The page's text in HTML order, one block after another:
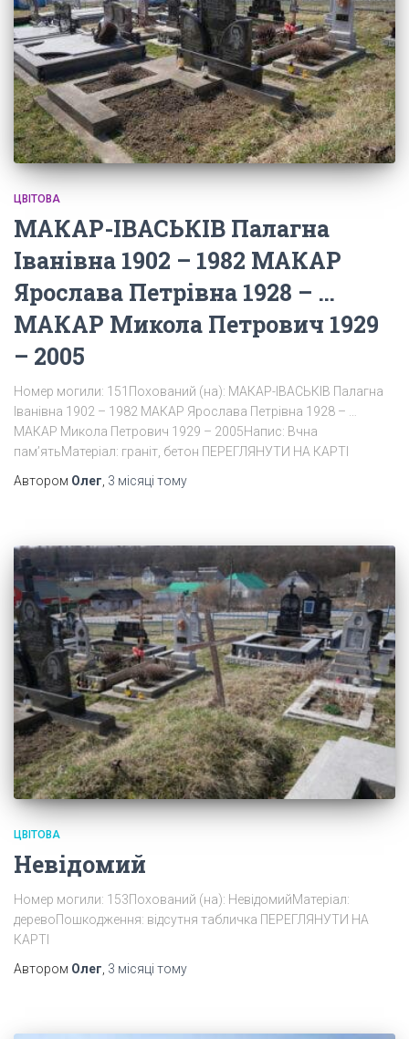
ЦВІТОВА
МАКАР-ІВАСЬКІВ Палагна
Іванівна 1902 – 1982 МАКАР
Ярослава Петрівна 1928 – …
МАКАР Микола Петрович 1929
– 2005
Номер могили: 151Похований (на): МАКАР-ІВАСЬКІВ Палагна
Іванівна 1902 – 1982 МАКАР Ярослава Петрівна 1928 – …
МАКАР Микола Петрович 1929 – 2005Напис: Вчна
пам’ятьМатеріал: граніт, бетон ПЕРЕГЛЯНУТИ НА КАРТІ
Автором Олег 3 місяці тому
ЦВІТОВА
Невідомий
Номер могили: 153Похований (на): НевідомийМатеріал:
деревоПошкодження: відсутня табличка ПЕРЕГЛЯНУТИ НА
КАРТІ
Автором Олег, 3 місяці тому